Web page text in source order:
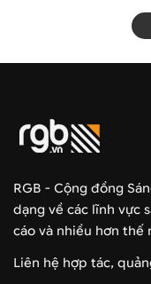
RGB - Cộng đồng
dạng về các lĩnh vực
cáo và nhiều hơn thế
Liên hệ hợp tác,